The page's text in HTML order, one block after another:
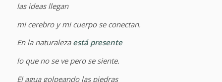
las ideas llegan
mi cerebro y mi cuerpo se conectan.
En la naturaleza está presente
lo que no se ve pero se siente.
El agua golpeando las piedras